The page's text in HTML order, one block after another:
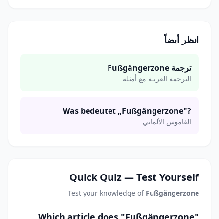
انظر أيضاً
ترجمة Fußgängerzone
الترجمة العربية مع أمثلة
Was bedeutet „Fußgängerzone"?
القاموس الألماني
Quick Quiz — Test Yourself
Test your knowledge of Fußgängerzone